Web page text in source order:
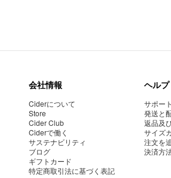
会社情報
Ciderについて
Store
Cider Club
Ciderで働く
サステナビリティ
ブログ
ギフトカード
特定商取引法に基づく表記
ヘルプ
サポー
発送と
返品及
サイズ
注文を
決済方